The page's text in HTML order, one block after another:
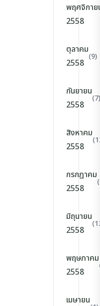
พฤศจิกาย
2558
ตุลาคม
2558
(9)
กันยายน
2558
(7)
สิงหาคม
2558
กรกฎาคม
2558
มิถุนายน
2558
พฤษภาคม
2558
เมษายน